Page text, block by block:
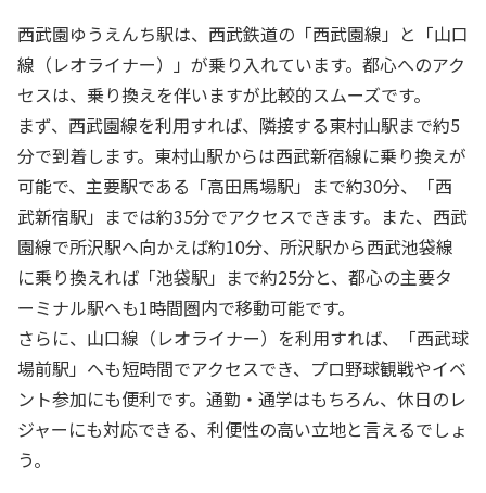
西武園ゆうえんち駅は、西武鉄道の「西武園線」と「山口
線（レオライナー）」が乗り入れています。都心へのアク
セスは、乗り換えを伴いますが比較的スムーズです。
まず、西武園線を利用すれば、隣接する東村山駅まで約5
分で到着します。東村山駅からは西武新宿線に乗り換えが
可能で、主要駅である「高田馬場駅」まで約30分、「西
武新宿駅」までは約35分でアクセスできます。また、西武
園線で所沢駅へ向かえば約10分、所沢駅から西武池袋線
に乗り換えれば「池袋駅」まで約25分と、都心の主要タ
ーミナル駅へも1時間圏内で移動可能です。
さらに、山口線（レオライナー）を利用すれば、「西武球
場前駅」へも短時間でアクセスでき、プロ野球観戦やイベ
ント参加にも便利です。通勤・通学はもちろん、休日のレ
ジャーにも対応できる、利便性の高い立地と言えるでしょ
う。